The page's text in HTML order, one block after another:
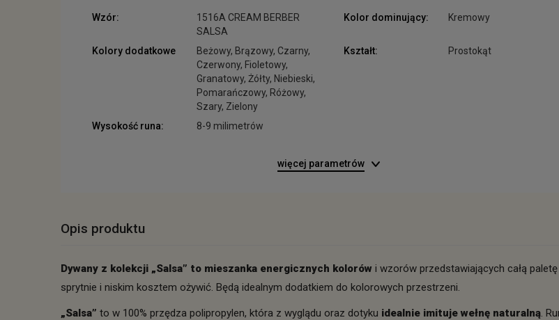
Wzór:
1516A CREAM BERBER
SALSA
Kolor dominujący: Kremowy
Kolory dodatkowe
Beżowy, Brązowy, Czarny,
Czerwony, Fioletowy,
Granatowy, Żółty, Niebieski,
Pomarańczowy, Różowy,
Szary, Zielony
Kształt: Prostokąt
Wysokość runa: 8-9 milimetrów
więcej parametrów
Opis produktu
Dywany z kolekcji „Salsa” to mieszanka energicznych kolorów i wzorów przedstawiających całą
sprytnie i niskim kosztem ożywić. Będą idealnym dodatkiem do kolorowych przestrzeni.
„Salsa” to w 100% przędza polipropylen, która z wyglądu oraz dotyku idealnie imituje wełnę naturalną.